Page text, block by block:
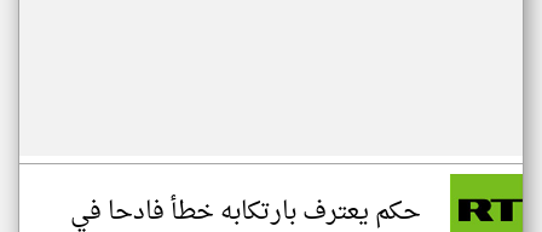
حكم يعترف بارتكابه خطأ فادحا في